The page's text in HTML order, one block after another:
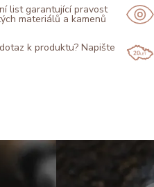
list garantující pravost
materiálů a kamenů
k produktu? Napište